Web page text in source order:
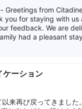
feedback. We are
had a pleasant
and the availability
may pose some
and will be shared
to better guide our
ケーション
来再び戻ってきました